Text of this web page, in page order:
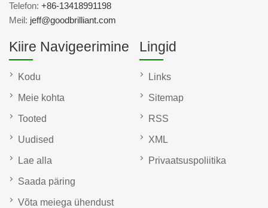
Telefon: +86-13418991198
Meil: jeff@goodbrilliant.com
Kiire Navigeerimine
Kodu
Meie kohta
Tooted
Uudised
Lae alla
Saada päring
Võta meiega ühendust
Lingid
Links
Sitemap
RSS
XML
Privaatsuspoliitika